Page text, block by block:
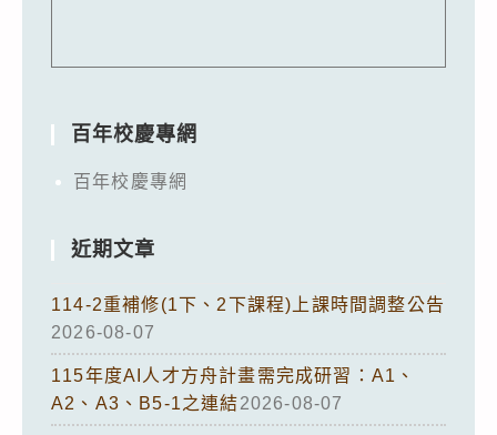
百年校慶專網
百年校慶專網
近期文章
114-2重補修(1下、2下課程)上課時間調整公告
2026-08-07
115年度AI人才方舟計畫需完成研習：A1、
A2、A3、B5-1之連結2026-08-07